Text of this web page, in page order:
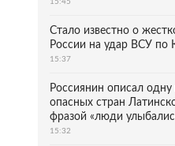
15:45
Стало известно о
России на удар ВСУ по
15:37
Россиянин описал
опасных стран
фразой «люди
15:32